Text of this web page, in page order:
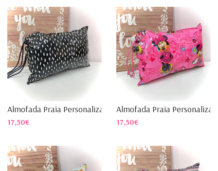
Almofada Praia Personalizad...
17,50€
Almofada Praia
17,50€